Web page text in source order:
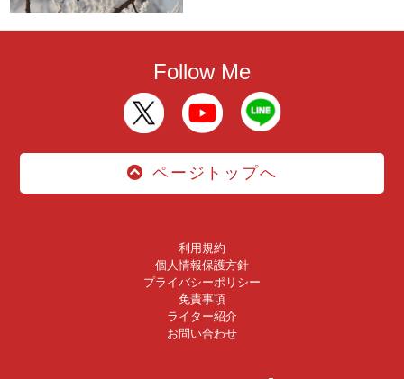
Follow Me
ページトップへ
利用規約
個人情報保護方針
プライバシーポリシー
免責事項
ライター紹介
お問い合わせ